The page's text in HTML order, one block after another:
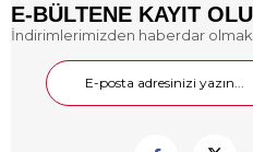
E-BÜLTENE KAYIT
İndirimlerimizden haberdar olmak